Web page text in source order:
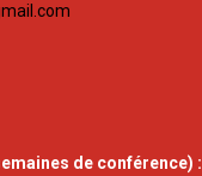
de conférence) :